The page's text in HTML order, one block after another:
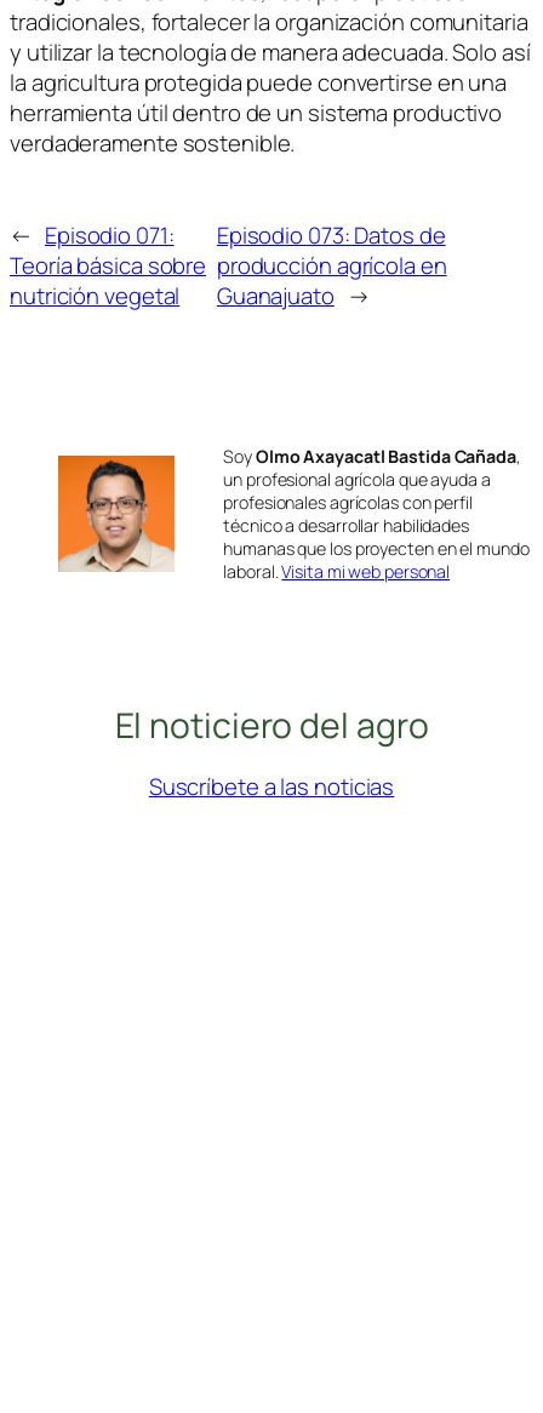
tradicionales, fortalecer la organización comunitaria
y utilizar la tecnología de manera adecuada. Solo así
la agricultura protegida puede convertirse en una
herramienta útil dentro de un sistema productivo
verdaderamente sostenible.
← Episodio 071:
Teoría básica sobre
nutrición vegetal
Episodio 073: Datos de
producción agrícola en
Guanajuato →
SoyOlmo Axayacatl Bastida Cañada,
un profesional agrícola que ayuda a
profesionales agrícolas con perfil
técnico a desarrollar habilidades
humanas que los proyecten en el mundo
laboral.Visita mi web personal
El noticiero del agro
Suscríbete a las noticias